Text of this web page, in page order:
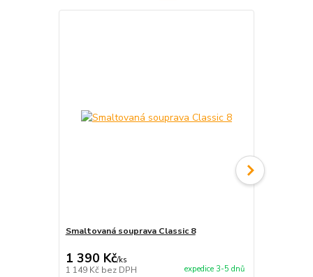
Smaltovaná souprava Classic 8
1 390 Kč/ks
1 149 Kč bez DPH expedice 3-5 dnů